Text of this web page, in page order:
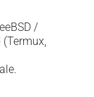
/